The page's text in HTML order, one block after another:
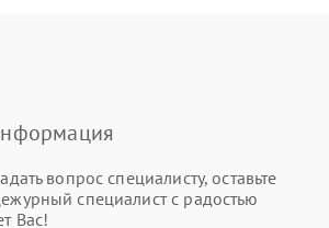
вопрос специалисту, оставьте
специалист с радостью
Вас!